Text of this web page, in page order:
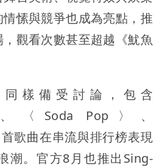
愫與競爭也成為亮點，推
觀看次數甚至超越《魷魚
樣備受討論，包含
〈Soda Pop〉、
首歌曲在串流與排行榜表現
潮。官方8月也推出Sing-